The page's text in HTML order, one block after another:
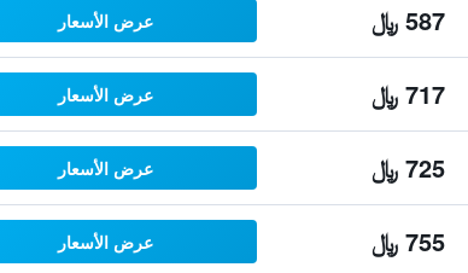
587 ﷼ عرض الأسعار
717 ﷼ عرض الأسعار
725 ﷼ عرض الأسعار
755 ﷼ عرض الأسعار